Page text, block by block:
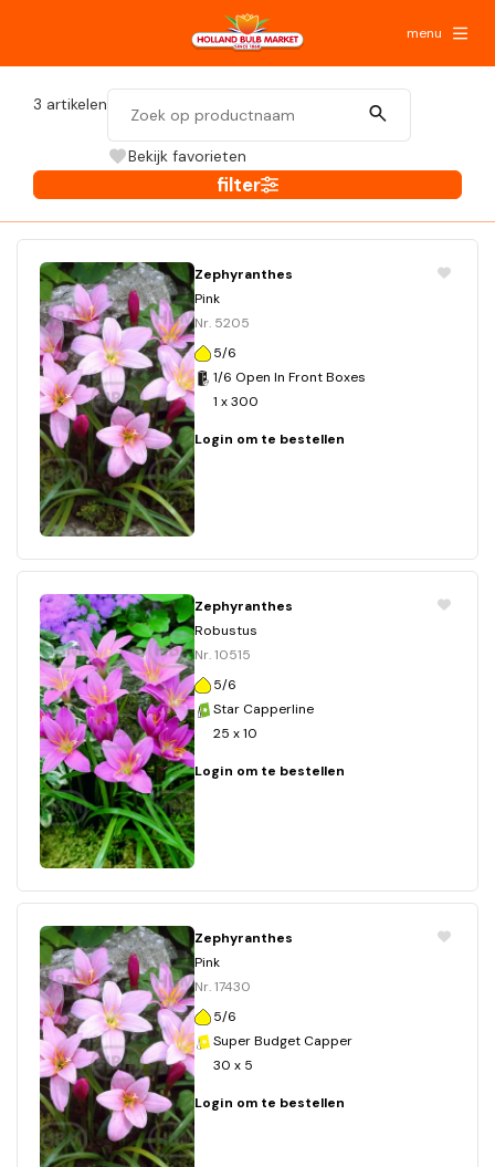
menu
3 artikelen
Bekijk favorieten
filter
Zephyranthes
Pink
Nr. 5205
5/6
1/6 Open In Front Boxes
1 x 300
Login om te bestellen
Zephyranthes
Robustus
Nr. 10515
5/6
Star Capperline
25 x 10
Login om te bestellen
Zephyranthes
Pink
Nr. 17430
5/6
Super Budget Capper
30 x 5
Login om te bestellen